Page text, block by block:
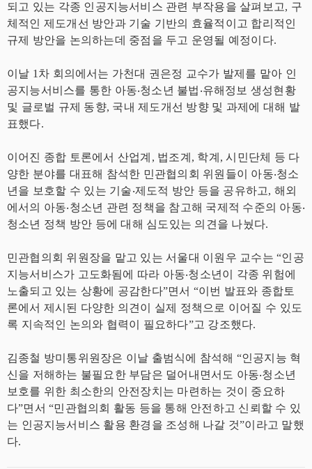
되고 있는 각종 인공지능서비스 관련 부작용을 살펴보고, 구
체적인 제도개선 방안과 기술 기반의 효율적이고 합리적인
규제 방안을 논의하는데 중점을 두고 운영될 예정이다.
이날 1차 회의에서는 가천대 권은정 교수가 발제를 맡아 인
공지능서비스를 통한 아동‧청소년 불법‧유해정보 생성현황
및 글로벌 규제 동향, 국내 제도개선 방향 및 과제에 대해 발
표했다.
이어진 종합 토론에서 산업계, 법조계, 학계, 시민단체 등 다
양한 분야를 대표해 참석한 민관협의회 위원들이 아동‧청소
년을 보호할 수 있는 기술‧제도적 방안 등을 공유하고, 해외
에서의 아동‧청소년 관련 정책을 참고해 국제적 수준의 아동‧
청소년 정책 방안 등에 대해 심도있는 의견을 나눴다.
민관협의회 위원장을 맡고 있는 서울대 이원우 교수는 “인공
지능서비스가 고도화됨에 따라 아동‧청소년이 각종 위험에
노출되고 있는 상황에 공감한다”면서 “이번 발표와 종합토
론에서 제시된 다양한 의견이 실제 정책으로 이어질 수 있도
록 지속적인 논의와 협력이 필요하다”고 강조했다.
김종철 방미통위원장은 이날 출범식에 참석해 “인공지능 혁
신을 저해하는 불필요한 부담은 덜어내면서도 아동‧청소년
보호를 위한 최소한의 안전장치는 마련하는 것이 중요하
다”면서 “민관협의회 활동 등을 통해 안전하고 신뢰할 수 있
는 인공지능서비스 활용 환경을 조성해 나갈 것”이라고 말했
다.